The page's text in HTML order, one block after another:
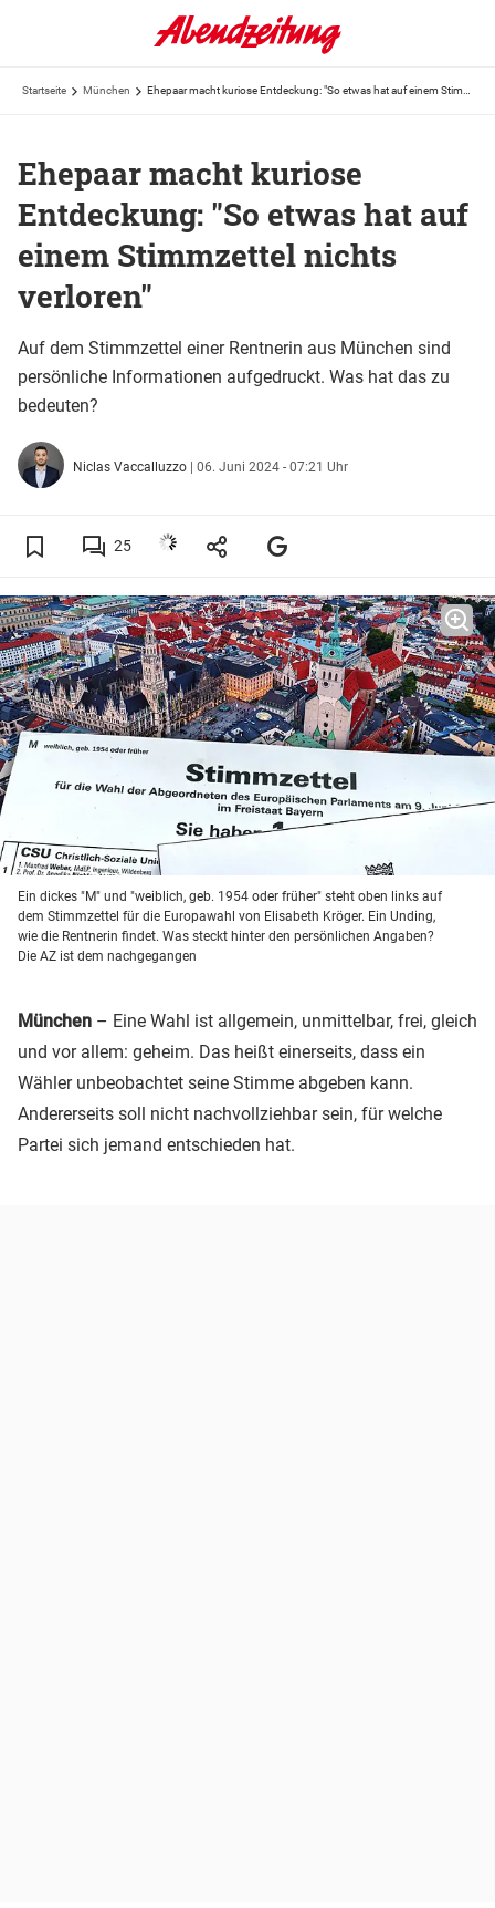
Startseite München
Ehepaar macht kuriose
Entdeckung: "So etwas hat auf
einem Stimmzettel nichts
verloren"
Auf dem Stimmzettel einer Rentnerin aus München sind
persönliche Informationen aufgedruckt. Was hat das zu
bedeuten?
Niclas Vaccalluzzo | 06. Juni 2024 - 07:21 Uhr
25
Ein dickes "M" und "weiblich, geb. 1954 oder früher" steht oben links auf
dem Stimmzettel für die Europawahl von Elisabeth Kröger. Ein Unding,
wie die Rentnerin findet. Was steckt hinter den persönlichen Angaben?
Die AZ ist dem nachgegangen
München – Eine Wahl ist allgemein, unmittelbar, frei, gleich
und vor allem: geheim. Das heißt einerseits, dass ein
Wähler unbeobachtet seine Stimme abgeben kann.
Andererseits soll nicht nachvollziehbar sein, für welche
Partei sich jemand entschieden hat.